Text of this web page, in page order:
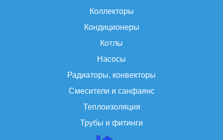
Коллекторы
Кондиционеры
Котлы
Насосы
Радиаторы, конвекторы
Смесители и санфаянс
Теплоизоляция
Трубы и фитинги